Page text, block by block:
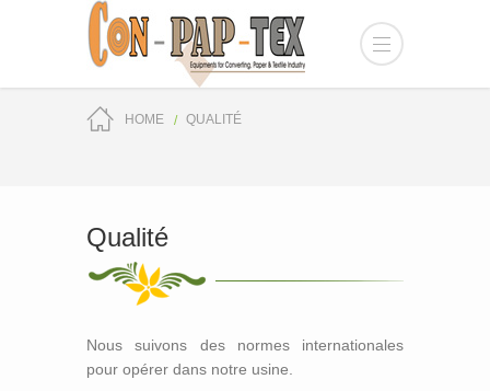
HOME QUALITÉ
Qualité
Nous suivons des normes internationales
pour opérer dans notre usine.